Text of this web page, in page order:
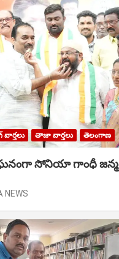
వార్తలు తాజా వార్తలు తెలంగాణ
ఘ‌నంగా సోనియా గాంధీ
NEWS